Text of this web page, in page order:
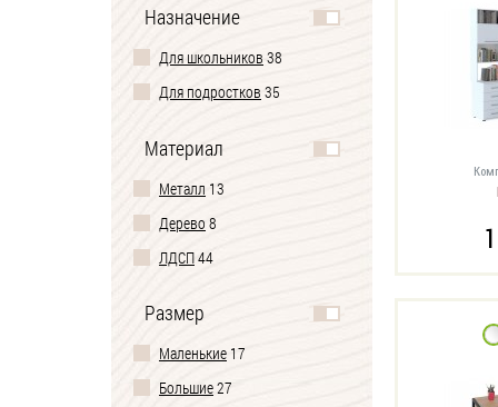
Назначение
Для школьников 38
Для подростков 35
Материал
Металл 13
Дерево 8
ЛДСП44
Размер
Маленькие 17
Большие27